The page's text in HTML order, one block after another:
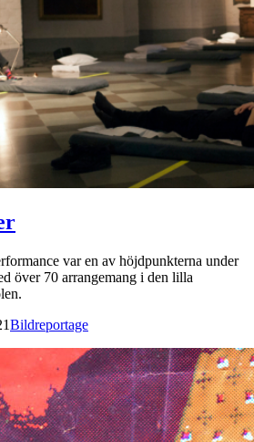
var en av höjdpunkterna under
över 70 arrangemang i den lilla
Bildreportage